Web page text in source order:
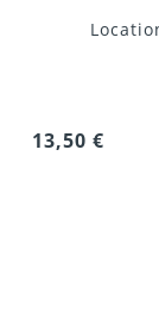
13,50 €